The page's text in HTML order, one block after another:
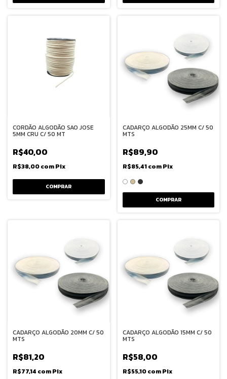
CORDÃO ALGODÃO SAO JOSE
5MM CRU C/ 50 MT
R$40,00
R$38,00comPix
CADARÇO ALGODÃO 25MM C/ 50
MTS
R$89,90
R$85,41comPix
COMPRAR
CADARÇO ALGODÃO 20MM C/ 50
MTS
R$81,20
R$77,14 comPix
CADARÇO ALGODÃO 15MM C/ 50
MTS
R$58,00
R$55,10comPix